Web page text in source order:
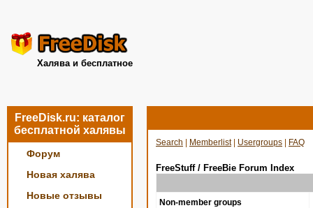
Халява и бесплатное
FreeDisk.ru: каталог
бесплатной халявы
Форум
Новая халява
Новые отзывы
Search Memberlist| Usergroups FAQ
FreeStuff / FreeBie Forum Index
Non-member groups